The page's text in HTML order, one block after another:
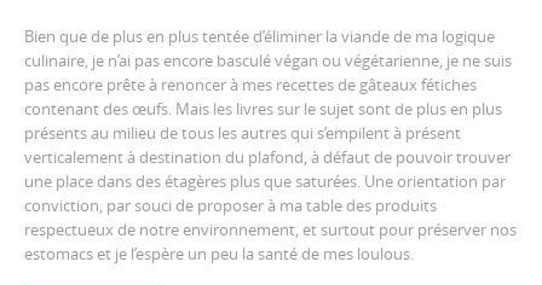
Bien que de plus en plus tentée d’éliminer la viande de ma logique
culinaire, je n’ai pas encore basculé végan ou végétarienne, je ne suis
pas encore prête à renoncer à mes recettes de gâteaux fétiches
contenant des œufs. Mais les livres sur le sujet sont de plus en plus
présents au milieu de tous les autres qui s’empilent à présent
verticalement à destination du plafond, à défaut de pouvoir trouver
une place dans des étagères plus que saturées. Une orientation par
conviction, par souci de proposer à ma table des produits
respectueux de notre environnement, et surtout pour préserver nos
estomacs et je l’espère un peu la santé de mes loulous.